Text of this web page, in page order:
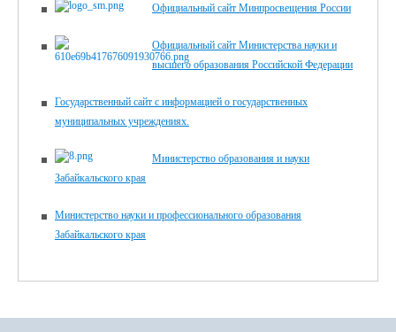
Официальный сайт Минпросвещения России
Официальный сайт Министерства науки и
высшего образования Российской Федерации
Государственный сайт с информацией о государственных
муниципальных учреждениях.
Министерство образования и науки
Забайкальского края
Министерство науки и профессионального образования
Забайкальского края